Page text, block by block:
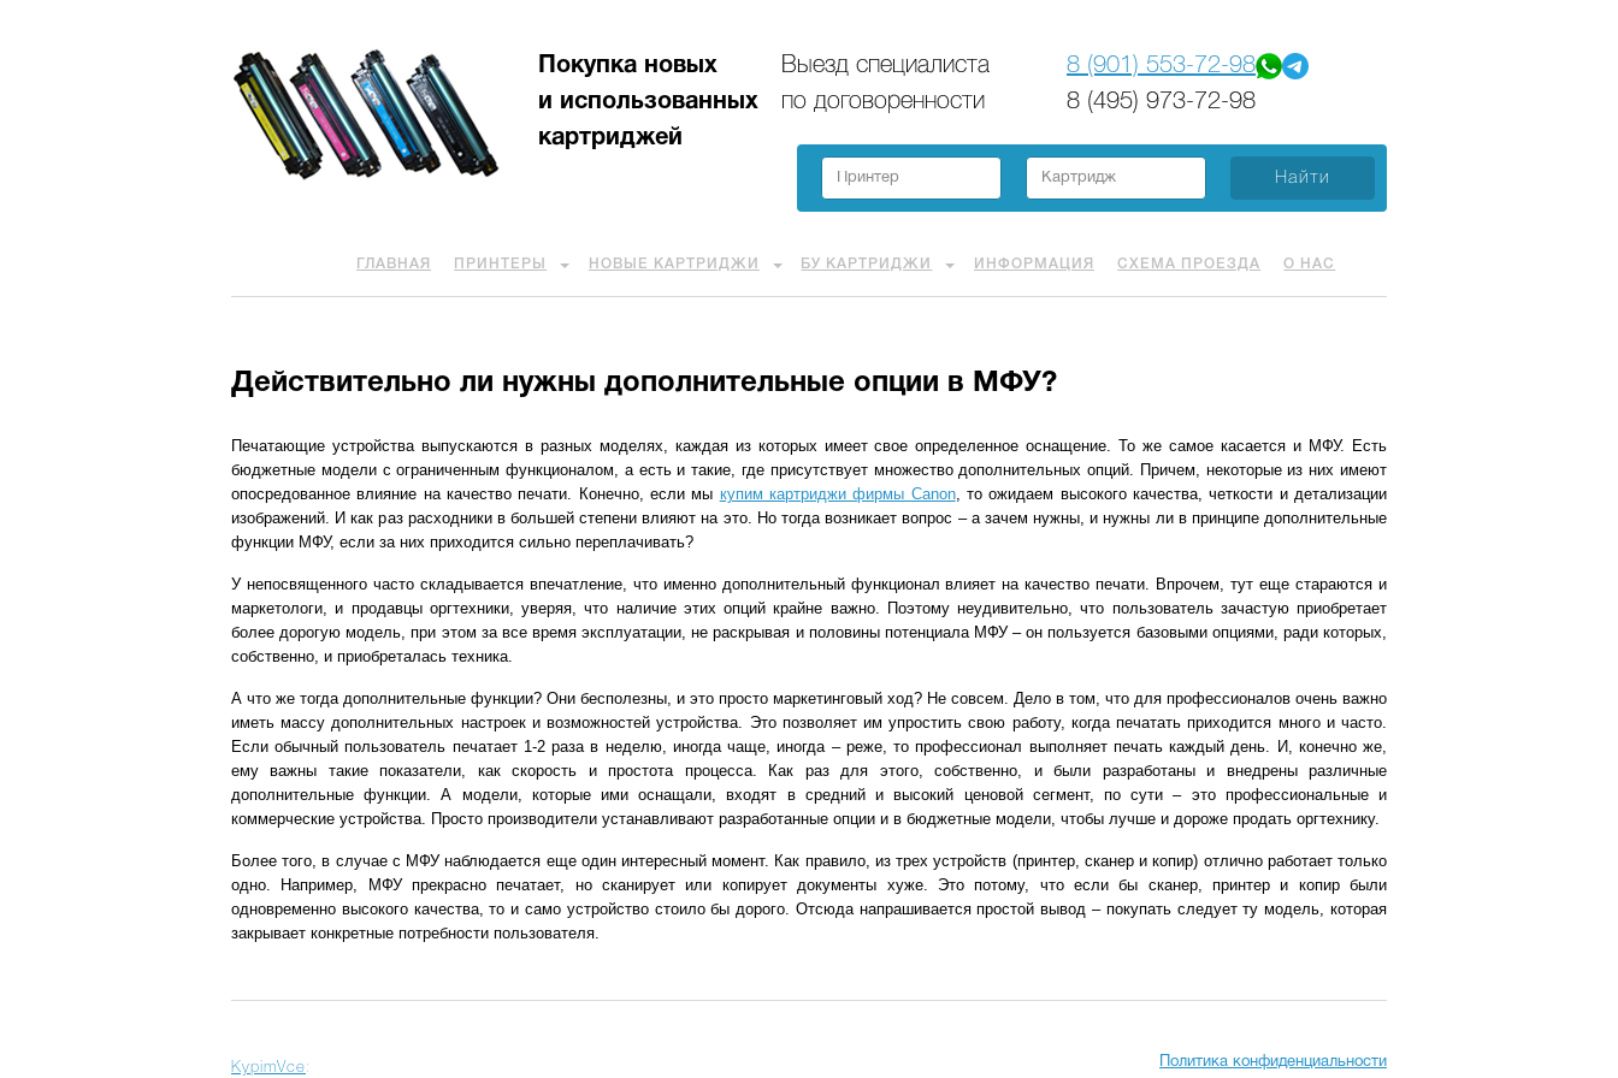
Покупка новых
и использованных
картриджей
Выезд специалиста
по договоренности
8 (901) 553-72-98
8 (495) 973-72-98
ГЛАВНАЯ ПРИНТЕРЫ НОВЫЕ КАРТРИДЖИ БУ КАРТРИДЖИ ИНФОРМАЦИЯ СХЕМА ПРОЕЗДА О НАС
Действительно ли нужны дополнительные опции в МФУ?
Печатающие устройства выпускаются в разных моделях, каждая из которых имеет свое определенное оснащение. То же самое касается и МФУ. Есть
бюджетные модели с ограниченным функционалом, а есть и такие, где присутствует множество дополнительных опций. Причем, некоторые из них имеют
опосредованное влияние на качество печати. Конечно, если мы купим картриджи фирмы Canon, то ожидаем высокого качества, четкости и детализации
изображений. И как раз расходники в большей степени влияют на это. Но тогда возникает вопрос – а зачем нужны, и нужны ли в принципе дополнительные
функции МФУ, если за них приходится сильно переплачивать?
У непосвященного часто складывается впечатление, что именно дополнительный функционал влияет на качество печати. Впрочем, тут еще стараются и
маркетологи, и продавцы оргтехники, уверяя, что наличие этих опций крайне важно. Поэтому неудивительно, что пользователь зачастую приобретает
более дорогую модель, при этом за все время эксплуатации, не раскрывая и половины потенциала МФУ – он пользуется базовыми опциями, ради которых,
собственно, и приобреталась техника.
А что же тогда дополнительные функции? Они бесполезны, и это просто маркетинговый ход? Не совсем. Дело в том, что для профессионалов очень важно
иметь массу дополнительных настроек и возможностей устройства. Это позволяет им упростить свою работу, когда печатать приходится много и часто.
Если обычный пользователь печатает 1-2 раза в неделю, иногда чаще, иногда – реже, то профессионал выполняет печать каждый день. И, конечно же,
ему важны такие показатели, как скорость и простота процесса. Как раз для этого, собственно, и были разработаны и внедрены различные
дополнительные функции. А модели, которые ими оснащали, входят в средний и высокий ценовой сегмент, по сути – это профессиональные и
коммерческие устройства. Просто производители устанавливают разработанные опции и в бюджетные модели, чтобы лучше и дороже продать оргтехнику.
Более того, в случае с МФУ наблюдается еще один интересный момент. Как правило, из трех устройств (принтер, сканер и копир) отлично работает только
одно. Например, МФУ прекрасно печатает, но сканирует или копирует документы хуже. Это потому, что если бы сканер, принтер и копир были
одновременно высокого качества, то и само устройство стоило бы дорого. Отсюда напрашивается простой вывод – покупать следует ту модель, которая
закрывает конкретные потребности пользователя.
KypimVce: Политика конфиденциальности